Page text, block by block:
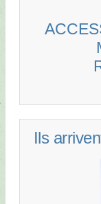
Ils